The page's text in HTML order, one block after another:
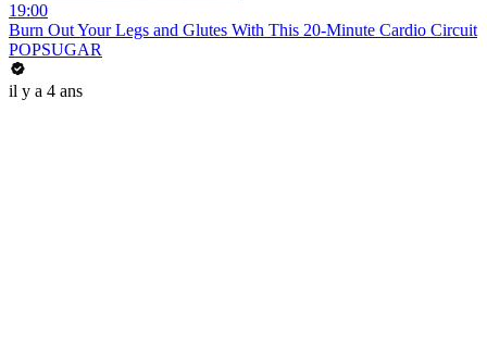
19:00
Burn Out Your Legs and Glutes With This 20-Minute Cardio Circuit
POPSUGAR
il y a 4 ans